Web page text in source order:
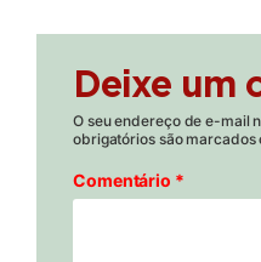
Deixe um
O seu endereço de e-mail
obrigatórios são marcados
Comentário *